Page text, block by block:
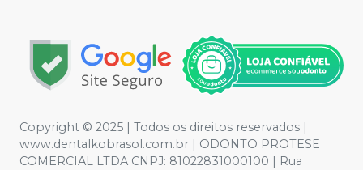
Copyright © 2025 | Todos os direitos reservados |
www.dentalkobrasol.com.br | ODONTO PROTESE
COMERCIAL LTDA CNPJ: 81022831000100 | Rua